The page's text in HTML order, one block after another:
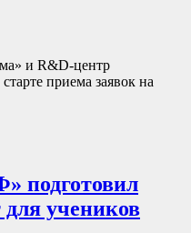
и R&D-центр
приема заявок на
подготовил
учеников